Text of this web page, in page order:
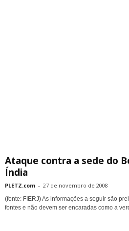
Ataque contra a sede do
Índia
PLETZ.com - 27 de novembro de 2008
(fonte: FIERJ) As informações a seguir são
fontes e não devem ser encaradas como a